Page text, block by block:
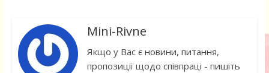
Mini-Rivne
Якщо у Вас є новини, питання,
пропозиції щодо співпраці - пишіть